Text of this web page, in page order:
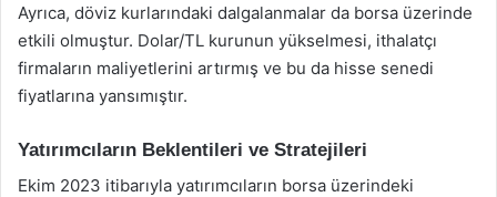
Ayrıca, döviz kurlarındaki dalgalanmalar da borsa üzerinde
etkili olmuştur. Dolar/TL kurunun yükselmesi, ithalatçı
firmaların maliyetlerini artırmış ve bu da hisse senedi
fiyatlarına yansımıştır.
Yatırımcıların Beklentileri ve Stratejileri
Ekim 2023 itibarıyla yatırımcıların borsa üzerindeki